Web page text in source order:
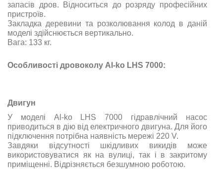
запасів дров. Відноситься до розряду професійних
пристроїв.
Закладка деревини та розколювання колод в даній
моделі здійснюється вертикально.
Вага: 133 кг.
Особливості дровоколу Al-ko LHS 7000:
Двигун
У моделі Al-ko LHS 7000 гідравлічний насос
приводиться в дію від електричного двигуна. Для його
підключення потрібна наявність мережі 220 V.
Завдяки відсутності шкідливих викидів може
використовуватися як на вулиці, так і в закритому
приміщенні. Відрізняється безшумною роботою.